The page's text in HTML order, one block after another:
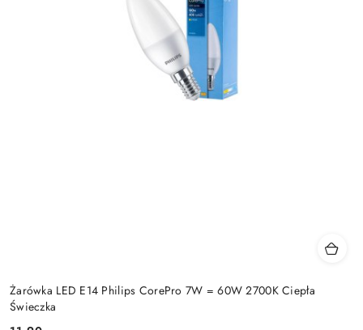
Żarówka LED E14 Philips CorePro 7W = 60W 2700K Ciepła
Świeczka